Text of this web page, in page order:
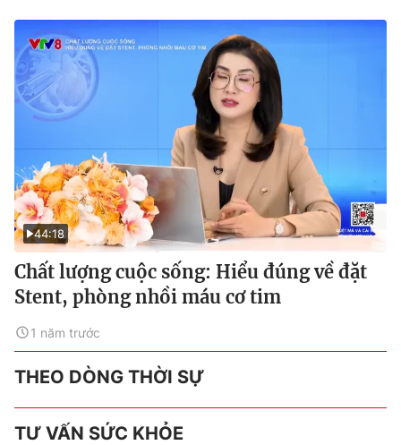
44:18
Chất lượng cuộc sống: Hiểu đúng về đặt
Stent, phòng nhồi máu cơ tim
1 năm trước
THEO DÒNG THỜI SỰ
TƯ VẤN SỨC KHỎE